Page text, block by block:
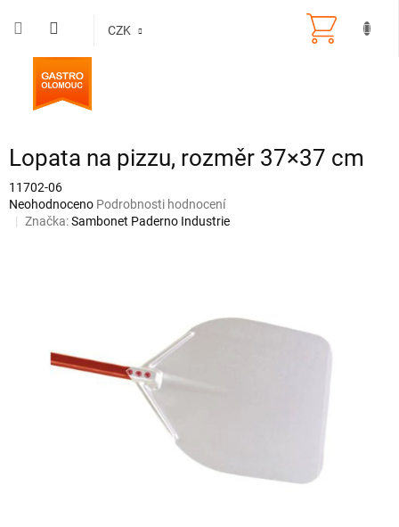
CZK
Lopata na pizzu, rozměr 37×37 cm
11702-06
Průměrné
hodnocení
Neohodnoceno Podrobnosti hodnocení
Značka:Sambonet Paderno Industrie